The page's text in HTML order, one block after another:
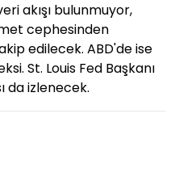
akışı bulunmuyor,
cephesinden
edilecek. ABD'de ise
St. Louis Fed Başkanı
da izlenecek.